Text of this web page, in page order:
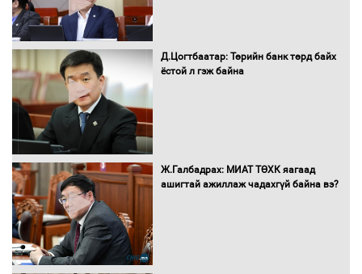
Бүх шатанд хэмнэлтийн горимд
Д.Цогтбаатар: Төрийн банк төрд байх
ёстой л гэж байна
Ж.Галбадрах: МИАТ ТӨХК яагаад
ашигтай ажиллаж чадахгүй байна вэ?